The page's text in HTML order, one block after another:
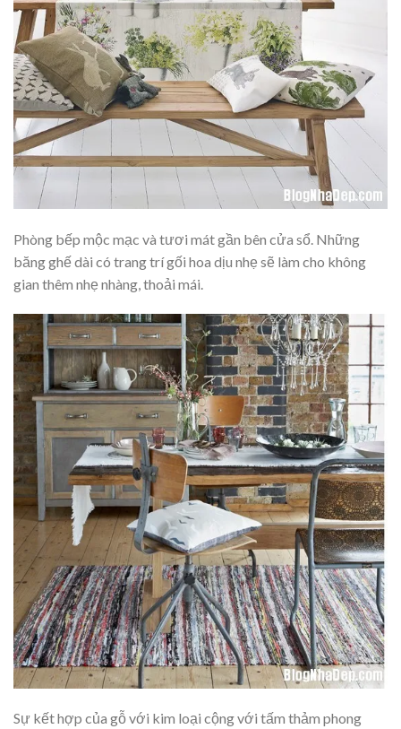
Phòng bếp mộc mạc và tươi mát gần bên cửa sổ. Những
băng ghế dài có trang trí gối hoa dịu nhẹ sẽ làm cho không
gian thêm nhẹ nhàng, thoải mái.
Sự kết hợp của gỗ với kim loại cộng với tấm thảm phong